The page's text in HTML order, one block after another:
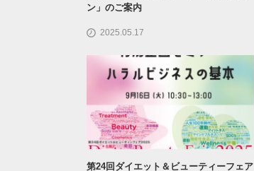
ン」のご案内
2025.05.17
第24回ダイエット＆ビューティーフェア